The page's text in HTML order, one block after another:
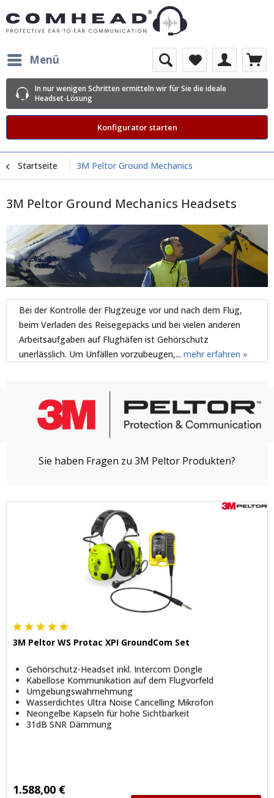
Menü
In nur wenigen Schritten ermitteln wir für Sie die ideale
Headset-Lösung
Konfigurator starten
Startseite 3M Peltor Ground Mechanics
3M Peltor Ground Mechanics Headsets
Bei der Kontrolle der Flugzeuge vor und nach dem Flug,
beim Verladen des Reisegepäcks und bei vielen anderen
Arbeitsaufgaben auf Flughäfen ist Gehörschutz
unerlässlich. Um Unfällen vorzubeugen,... mehr erfahren »
3M Peltor WS Protac XPI GroundCom Set
Gehörschutz-Headset inkl. Intercom Dongle
Kabellose Kommunikation auf dem Flugvorfeld
Umgebungswahrnehmung
Wasserdichtes Ultra Noise Cancelling Mikrofon
Neongelbe Kapseln für hohe Sichtbarkeit
31dB SNR Dämmung
1.588,00 €